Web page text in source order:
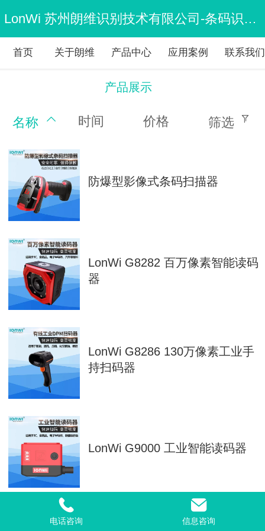
LonWi 苏州朗维识别技术有限公司-条码识别设备专业制造商
首页 关于朗维 产品中心 应用案例 联系我们
产品展示
名称 时间 价格 筛选
防爆型影像式条码扫描器
LonWi G8282 百万像素智能读码
器
LonWi G8286 130万像素工业手
持扫码器
LonWi G9000 工业智能读码器
电话咨询 信息咨询